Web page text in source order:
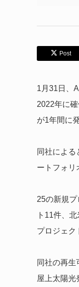
Post
1月31日、
2022年に
が1年間に
同社によ
ートフォリ
25の新規
ト11件、
プロジェク
同社の再
屋上太陽光